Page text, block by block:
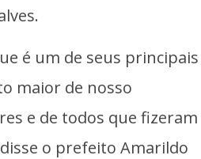
é um de seus principais
maior de nosso
e de todos que fizeram
o prefeito Amarildo